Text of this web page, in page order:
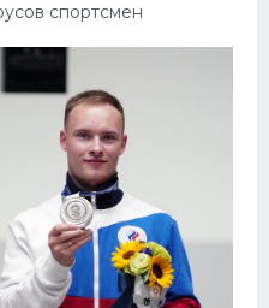
спортсмен